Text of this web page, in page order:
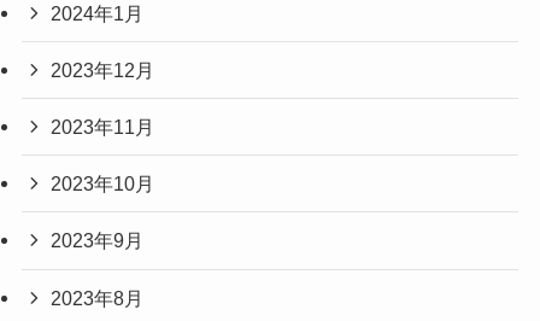
2024年1月
2023年12月
2023年11月
2023年10月
2023年9月
2023年8月